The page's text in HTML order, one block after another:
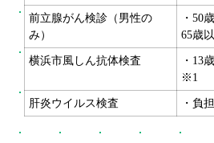
前立腺がん検診（男性の
み）
・50
65歳
横浜市風しん抗体検査
・13
※1
肝炎ウイルス検査
・負